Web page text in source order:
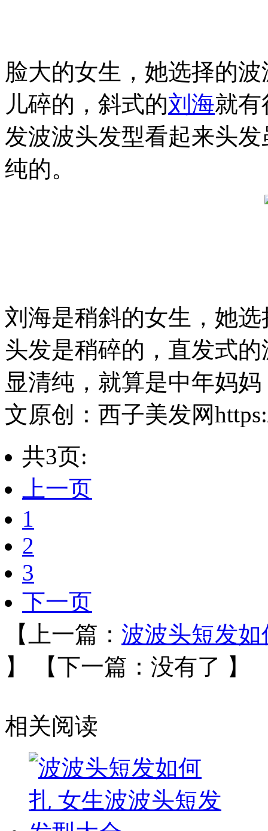
脸大的女生，她选择的
儿碎的，斜式的刘海就有
发波波头发型看起来头
纯的。
刘海是稍斜的女生，她
头发是稍碎的，直发式
显清纯，就算是中年妈
文原创：西子美发网
共3页:
上一页
1
2
3
下一页
【上一篇： 波波头短发
】
【下一篇：没有了 】
相关阅读